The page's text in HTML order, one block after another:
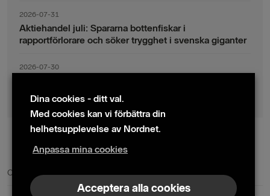
2026-07-31
Aktiehandel juli: Spararna bottenfiskar i
rapportförlorare och söker trygghet i svenska giganter
2026-07-30
indexsparandet ligger fast
© 2024 Nordnet AB (publ)
Cookie policy|Kontakta oss|Presskontakter
Dina cookies - ditt val.
Med cookies kan vi förbättra din
helhetsupplevelse av Nordnet.
Anpassa mina cookies
Acceptera alla cookies